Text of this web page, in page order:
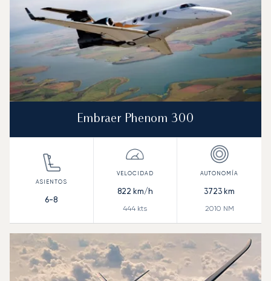
Embraer Phenom 300
6-8
822 km/h
444 kts
3723 km
2010 NM